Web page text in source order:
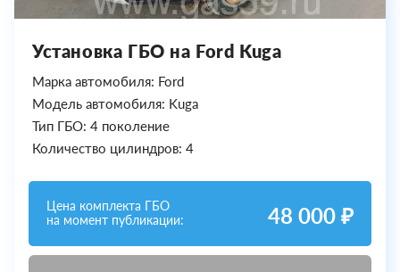
Установка ГБО на Ford Kuga
Марка автомобиля: Ford
Модель автомобиля: Kuga
Тип ГБО: 4 поколение
Количество цилиндров: 4
Цена комплекта ГБО
на момент публикации:
48 000 ₽